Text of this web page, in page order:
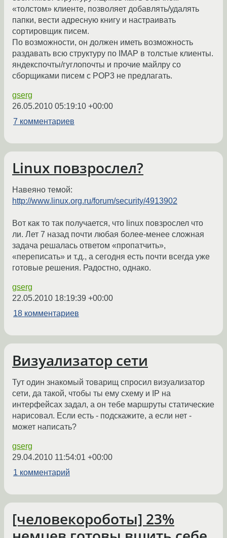
«толстом» клиенте, позволяет добавлять/удалять
папки, вести адресную книгу и настраивать
сортировщик писем.
По возможности, он должен иметь возможность
раздавать всю структуру по IMAP в толстые клиенты.
яндекспочты/гуглопочты и прочие майлру со
сборщиками писем с POP3 не предлагать.
gserg
26.05.2010 05:19:10 +00:00
7 комментариев
Linux повзрослел?
Навеяно темой:
http://www.linux.org.ru/forum/security/4913902
Вот как то так получается, что linux повзрослел что
ли. Лет 7 назад почти любая более-менее сложная
задача решалась ответом «пропатчить»,
«переписать» и т.д., а сегодня есть почти всегда уже
готовые решения. Радостно, однако.
gserg
22.05.2010 18:19:39 +00:00
18 комментариев
Визуализатор сети
Тут один знакомый товарищ спросил визуализатор
сети, да такой, чтобы ты ему схему и IP на
интерфейсах задал, а он тебе маршруты статические
нарисовал. Если есть - подскажите, а если нет -
может написать?
gserg
29.04.2010 11:54:01 +00:00
1 комментарий
[человекороботы] 23%